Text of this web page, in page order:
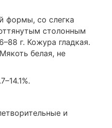
формы, со слегка
столонным
г. Кожура гладкая.
белая, не
и